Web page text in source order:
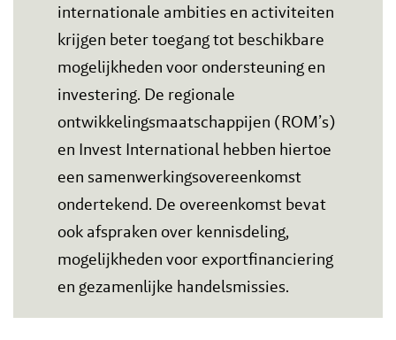
internationale ambities en activiteiten
krijgen beter toegang tot beschikbare
mogelijkheden voor ondersteuning en
investering. De regionale
ontwikkelingsmaatschappijen (ROM’s)
en Invest International hebben hiertoe
een samenwerkingsovereenkomst
ondertekend. De overeenkomst bevat
ook afspraken over kennisdeling,
mogelijkheden voor exportfinanciering
en gezamenlijke handelsmissies.